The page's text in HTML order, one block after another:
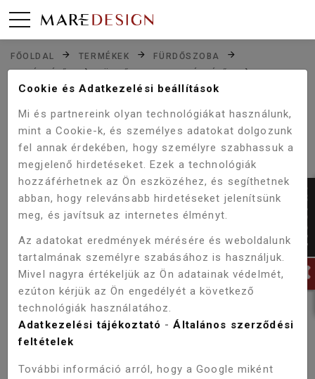
FŐOLDAL TERMÉKEK
FÜRDŐSZOBA
KIEGÉSZÍTŐK
FÜRDŐSZOBAI KIEGÉSZÍTŐK
WELLIS MAMBA CHROME DUPLA POHÁRTARTÓ WE00164
Cookie és Adatkezelési beállítások
Mi és partnereink olyan technológiákat használunk,
mint a Cookie-k, és személyes adatokat dolgozunk
fel annak érdekében, hogy személyre szabhassuk a
megjelenő hirdetéseket. Ezek a technológiák
hozzáférhetnek az Ön eszközéhez, és segíthetnek
abban, hogy relevánsabb hirdetéseket jelenítsünk
meg, és javítsuk az internetes élményt.
Az adatokat eredmények mérésére és weboldalunk
tartalmának személyre szabásához is használjuk.
Mivel nagyra értékeljük az Ön adatainak védelmét,
ezúton kérjük az Ön engedélyét a következő
technológiák használatához.
Adatkezelési tájékoztató -Általános szerződési
feltételek
További információ arról, hogy a Google miként